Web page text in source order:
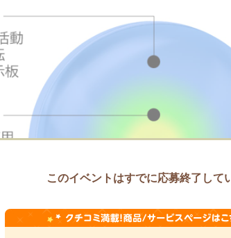
このイベントはすでに応募終了して